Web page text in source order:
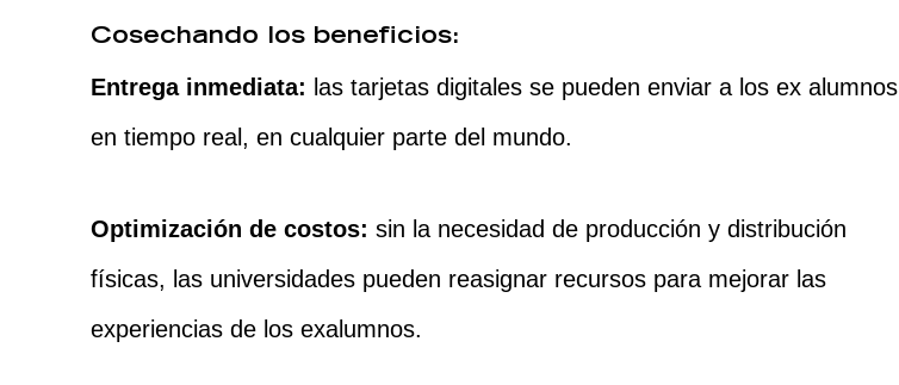
Cosechando los beneficios:
Entrega inmediata: las tarjetas digitales se pueden enviar a los ex alumnos
en tiempo real, en cualquier parte del mundo.
Optimización de costos: sin la necesidad de producción y distribución
físicas, las universidades pueden reasignar recursos para mejorar las
experiencias de los exalumnos.